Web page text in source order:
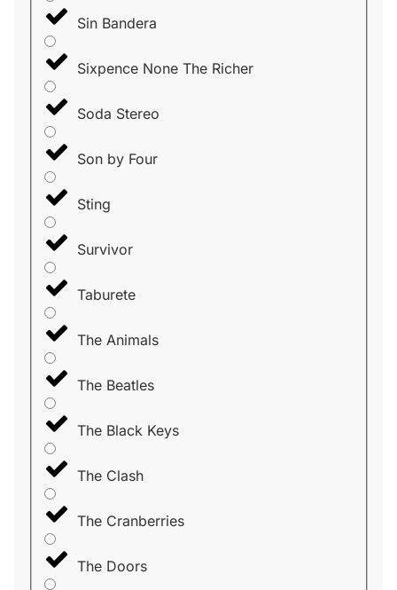
Sin Bandera
Sixpence None The Richer
Soda Stereo
Son by Four
Sting
Survivor
Taburete
The Animals
The Beatles
The Black Keys
The Clash
The Cranberries
The Doors